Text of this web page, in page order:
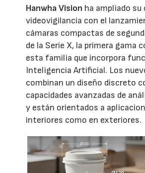
Hanwha Vision ha ampliado su
videovigilancia con el
cámaras compactas de
de la Serie X, la primera gama
esta familia que incorpora
Inteligencia Artificial. Los
combinan un diseño discreto
capacidades avanzadas de
y están orientados a
interiores como en exteriores.